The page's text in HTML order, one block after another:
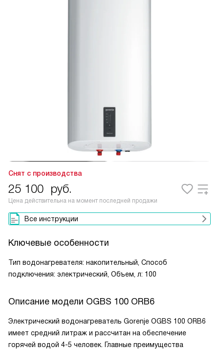
Снят с производства
25 100 руб.
Цена действительна на момент последней продажи
Все инструкции
Ключевые особенности
Тип водонагревателя: накопительный, Способ
подключения: электрический, Объем, л: 100
Описание модели OGBS 100 ORB6
Электрический водонагреватель Gorenje OGBS 100 ORB6
имеет средний литраж и рассчитан на обеспечение
горячей водой 4-5 человек. Главные преимущества